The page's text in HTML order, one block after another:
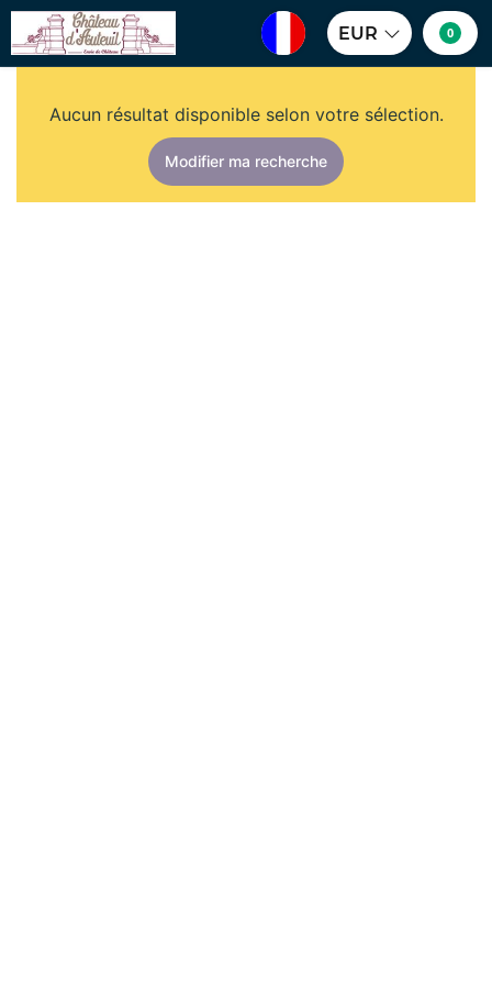
EUR 0
Aucun résultat disponible selon votre sélection.
Modifier ma recherche